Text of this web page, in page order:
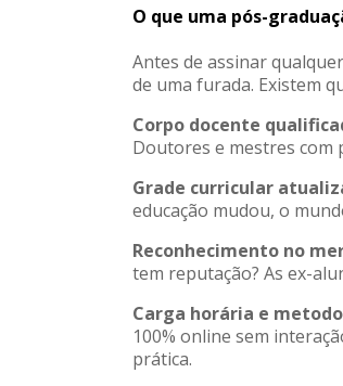
O que uma pós-
Antes de assinar
de uma furada. Existem
Corpo docente
Doutores e mestres com
Grade curricular
educação mudou, o
Reconhecimento no
tem reputação? As ex-
Carga horária e
100% online sem
prática.